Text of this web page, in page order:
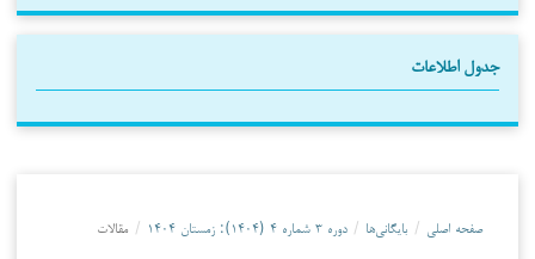
جدول اطلاعات
صفحه اصلی / بایگانی‌ها / دوره ۳ شماره ۴ (۱۴۰۴): زمستان ۱۴۰۴ / مقالات